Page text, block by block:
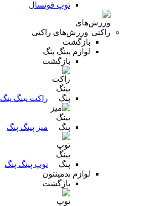
توپ فوتسال
ورزش‌های راکتی
بازگشت
لوازم پینگ پنگ
بازگشت
راکت پینگ پنگ
میز پینگ پنگ
توپ پینگ پنگ
لوازم بدمینتون
بازگشت